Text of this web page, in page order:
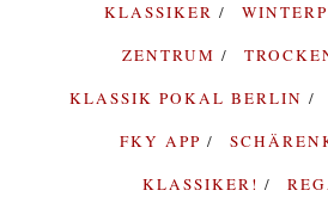
KLASSIKER
ZENTRUM
KLASSIK POKAL BERLIN
FKY APP
KLASSIKER!